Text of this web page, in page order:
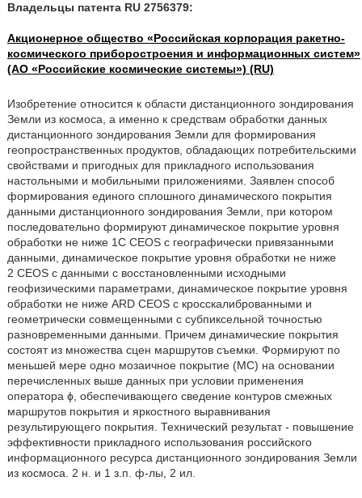
Владельцы патента RU 2756379:
Акционерное общество «Российская корпорация ракетно-
космического приборостроения и информационных систем»
(АО «Российские космические системы») (RU)
Изобретение относится к области дистанционного зондирования
Земли из космоса, а именно к средствам обработки данных
дистанционного зондирования Земли для формирования
геопространственных продуктов, обладающих потребительскими
свойствами и пригодных для прикладного использования
настольными и мобильными приложениями. Заявлен способ
формирования единого сплошного динамического покрытия
данными дистанционного зондирования Земли, при котором
последовательно формируют динамическое покрытие уровня
обработки не ниже 1C CEOS с географически привязанными
данными, динамическое покрытие уровня обработки не ниже
2 CEOS с данными с восстановленными исходными
геофизическими параметрами, динамическое покрытие уровня
обработки не ниже ARD CEOS с кросскалиброванными и
геометрически совмещенными с субпиксельной точностью
разновременными данными. Причем динамические покрытия
состоят из множества сцен маршрутов съемки. Формируют по
меньшей мере одно мозаичное покрытие (МС) на основании
перечисленных выше данных при условии применения
оператора ϕ, обеспечивающего сведение контуров смежных
маршрутов покрытия и яркостного выравнивания
результирующего покрытия. Технический результат - повышение
эффективности прикладного использования российского
информационного ресурса дистанционного зондирования Земли
из космоса. 2 н. и 1 з.п. ф-лы, 2 ил.